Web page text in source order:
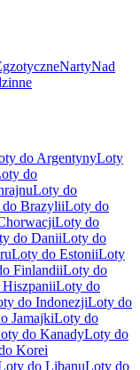
NartyNad
do ArgentynyLoty
do
Loty do
BrazyliiLoty do
Loty do
do DaniiLoty do
Loty do EstoniiLoty
FinlandiiLoty do
Loty do
do IndonezjiLoty do
JamajkiLoty do
do KanadyLoty do
Korei
do LibanuLoty do